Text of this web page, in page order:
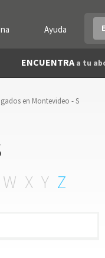
Ayuda
ENCUENTRA a tu
en Montevideo - S
W X Y Z